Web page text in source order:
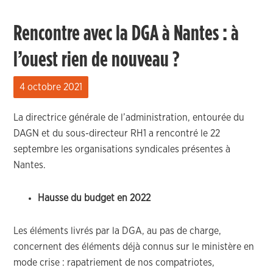
Rencontre avec la DGA à Nantes : à
l’ouest rien de nouveau ?
4 octobre 2021
La directrice générale de l’administration, entourée du
DAGN et du sous-directeur RH1 a rencontré le 22
septembre les organisations syndicales présentes à
Nantes.
Hausse du budget en 2022
Les éléments livrés par la DGA, au pas de charge,
concernent des éléments déjà connus sur le ministère en
mode crise : rapatriement de nos compatriotes,